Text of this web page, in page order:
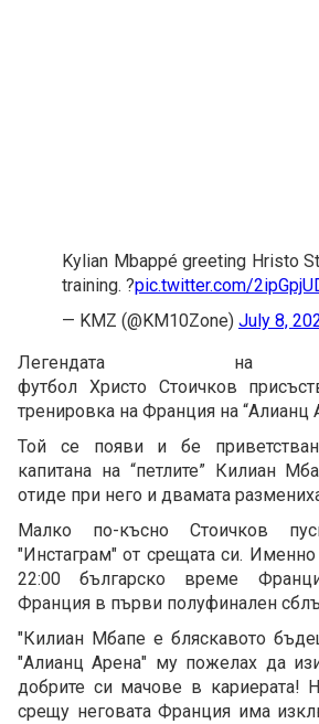
Kylian Mbappé greeting Hristo
training. ?pic.twitter.com/
— KMZ (@KM10Zone) July 8,
Легендата на
футбол Христо Стоичков
тренировка на Франция на
Той се появи и бе
капитана на “петлите” Килиан
отиде при него и двамата
Малко по-късно Стоичков
"Инстаграм" от срещата си.
22:00 българско време
Франция в първи полуфинален
"Килиан Мбапе е бляскавото
"Алианц Арена" му пожелах да
добрите си мачове в кариерата!
срещу неговата Франция има